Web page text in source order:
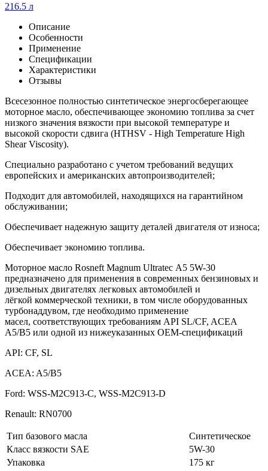
216.5 л
Описание
Особенности
Применение
Спецификации
Характеристики
Отзывы
Всесезонное полностью синтетическое энергосберегающее
моторное масло, обеспечивающее экономию топлива за счет
низкого значения вязкости при высокой температуре и
высокой скорости сдвига (HTHSV - High Temperature High
Shear Viscosity).
Специально разработано с учетом требований ведущих
европейских и американских автопроизводителей;
Подходит для автомобилей, находящихся на гарантийном
обслуживании;
Обеспечивает надежную защиту деталей двигателя от износа;
Обеспечивает экономию топлива.
Моторное масло Rosneft Magnum Ultratec А5 5W-30
предназначено для применения в современных бензиновых и
дизельных двигателях легковых автомобилей и
лёгкой коммерческой техники, в том числе оборудованных
турбонаддувом, где необходимо применение
масел, соответствующих требованиям API SL/CF, ACEA
A5/B5 или одной из нижеуказанных ОЕМ-спецификаций
API: CF, SL
ACEA: A5/B5
Ford: WSS-M2C913-C, WSS-M2C913-D
Renault: RN0700
Тип базового масла
Синтетическое
Класс вязкости SAE
5W-30
Упаковка
175 кг